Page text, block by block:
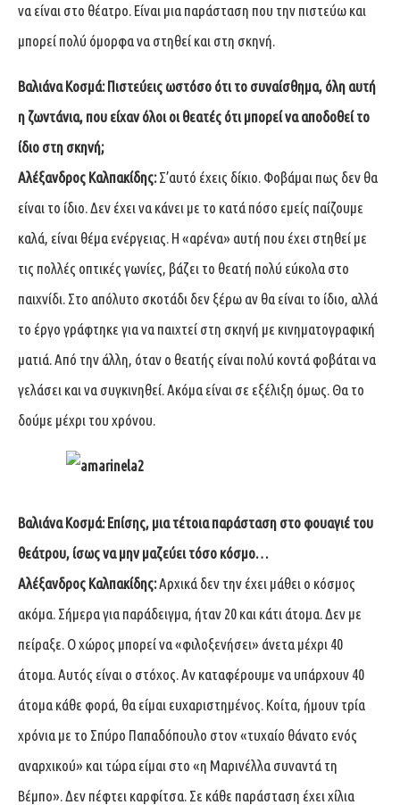
να είναι στο θέατρο. Είναι μια παράσταση που την πιστεύω και
μπορεί πολύ όμορφα να στηθεί και στη σκηνή.
Βαλιάνα Κοσμά: Πιστεύεις ωστόσο ότι το συναίσθημα, όλη αυτή
η ζωντάνια, που είχαν όλοι οι θεατές ότι μπορεί να αποδοθεί το
ίδιο στη σκηνή;
Αλέξανδρος Καλπακίδης:Σ’αυτό έχεις δίκιο. Φοβάμαι πως δεν θα
είναι το ίδιο. Δεν έχει να κάνει με το κατά πόσο εμείς παίζουμε
καλά, είναι θέμα ενέργειας. Η «αρένα» αυτή που έχει στηθεί με
τις πολλές οπτικές γωνίες, βάζει το θεατή πολύ εύκολα στο
παιχνίδι. Στο απόλυτο σκοτάδι δεν ξέρω αν θα είναι το ίδιο, αλλά
το έργο γράφτηκε για να παιχτεί στη σκηνή με κινηματογραφική
ματιά. Από την άλλη, όταν ο θεατής είναι πολύ κοντά φοβάται να
γελάσει και να συγκινηθεί. Ακόμα είναι σε εξέλιξη όμως. Θα το
δούμε μέχρι του χρόνου.
Βαλιάνα Κοσμά: Επίσης, μια τέτοια παράσταση στο φουαγιέ του
θεάτρου, ίσως να μην μαζεύει τόσο κόσμο…
Αλέξανδρος Καλπακίδης:Αρχικά δεν την έχει μάθει ο κόσμος
ακόμα. Σήμερα για παράδειγμα, ήταν 20 και κάτι άτομα. Δεν με
πείραξε. Ο χώρος μπορεί να «φιλοξενήσει» άνετα μέχρι 40
άτομα. Αυτός είναι ο στόχος. Αν καταφέρουμε να υπάρχουν 40
άτομα κάθε φορά, θα είμαι ευχαριστημένος. Κοίτα, ήμουν τρία
χρόνια με το Σπύρο Παπαδόπουλο στον «τυχαίο θάνατο ενός
αναρχικού» και τώρα είμαι στο «η Μαρινέλλα συναντά τη
Βέμπο». Δεν πέφτει καρφίτσα. Σε κάθε παράσταση έχει χίλια